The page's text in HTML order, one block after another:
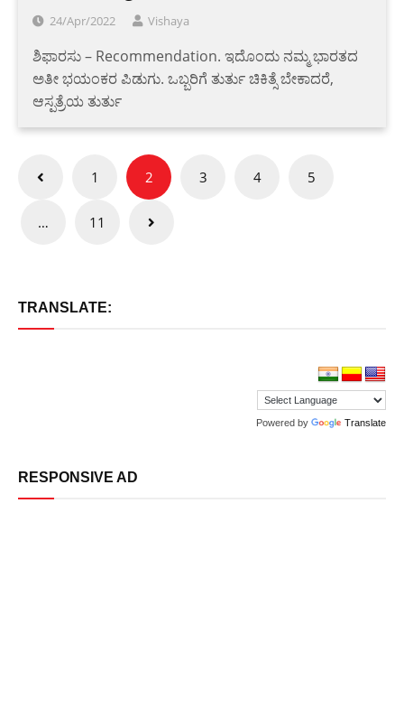
24/Apr/2022 Vishaya
ಶಿಫಾರಸು – Recommendation. ಇದೊಂದು ನಮ್ಮ ಭಾರತದ
ಅತೀ ಭಯಂಕರ ಪಿಡುಗು. ಒಬ್ಬರಿಗೆ ತುರ್ತು ಚಿಕಿತ್ಸೆ ಬೇಕಾದರೆ,
ಆಸ್ಪತ್ರೆಯ ತುರ್ತು
Posts
pagination
1 2 3 4 5
… 11
TRANSLATE:
Powered by Translate
RESPONSIVE AD